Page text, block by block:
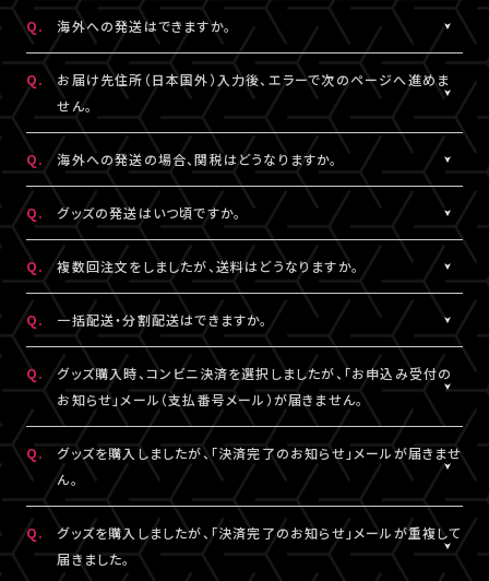
また、一度決済を完了された決済手段を変更することもできません
のでご注意ください。
A.
購入後、「マイページ」内「グッズ購入情報」にて、配送状況が「出荷
準備前」の場合に変更が可能です。
※発送先が日本国外の場合、購入後の住所変更はできません。予
めご了承ください。
Q. 海外への発送はできますか。
A.
公演・グッズにより異なります。グッズ商品詳細ページなどでご確
認ください。
Q.
お届け先住所（日本国外）入力後、エラーで次のページへ進めま
せん。
A.
日本国外の郵便番号をご入力する際、システムの仕様上、正しく郵
便番号を入力しているにも関わらずエラーとなる場合がございま
す。
その場合は、末尾1桁か2桁を削除、もしくは未記入にてお手続きを
お試しください。
Q. 海外への発送の場合、関税はどうなりますか。
A.
関税はお客様ご自身でお支払いください。関税の計算は各国税関
の判断によります。
また、現地税関での商品配達停止に関しては、当サービスは一切
の責任を負いかねます。
DHLにおきましては現地カスタマーサービスにお問い合わせくだ
さい。
http://www.dhl.com/en/contact_center.html
Q. グッズの発送はいつ頃ですか。
A.
公演・グッズにより異なります。「マイページ」内「グッズ購入情報」
にて発送状況の確認ができます。
※グッズの発送後、「グッズ発送完了のお知らせ」メールが配信さ
れます。
通信の関係上、メールが届かない可能性もございますので、必ず、
「マイページ」内「グッズ購入情報」よりご確認ください。
Q. 複数回注文をしましたが、送料はどうなりますか。
A.
注文番号ごとに送料がかかります。
同日・同公演の注文でも、注文番号が異なれば送料は都度発生
し、注文番号の異なる商品をまとめて発送することはできません。
Q. 一括配送・分割配送はできますか。
A.
注文番号ごとの発送となります。
同日・同公演の注文でも、注文番号の異なる商品をまとめて、また
は分割して発送することはできません。
Q.
グッズ購入時、コンビニ決済を選択しましたが、「お申込み受付の
お知らせ」メール（支払番号メール）が届きません。
コンビニ決済を選択された場合、「お申込み受付のお知らせ」メー
ル（支払番号メール）は、LIVESHIPにご登録のA!-ID（メールアドレ
ス）宛に【@liveship.tokyo】ドメインから配信しております。
“迷惑メール”として自動振り分け・受信拒否されていないかご確
認ください。
Q.
グッズを購入しましたが、「決済完了のお知らせ」メールが届きませ
ん。
A.
「決済完了のお知らせ」メールは、LIVESHIPにご登録のA!-ID（メー
ルアドレス）宛に【@liveship.tokyo】ドメインから配信しておりま
す。 “迷惑メール”として自動振り分け・受信拒否されていないかご
Q.
グッズを購入しましたが、「決済完了のお知らせ」メールが重複して
届きました。